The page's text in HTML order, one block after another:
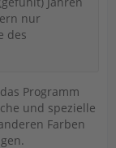
nur
des
Programm
und spezielle
Farben